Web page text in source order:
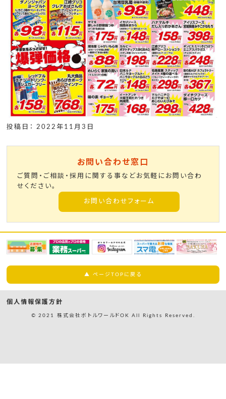
投稿日： 2022年11月3日
お問い合わせ窓口
ご質問・ご相談・採用に関する事などお気軽にお問い合わ
せください。
お問い合わせフォーム
▲ ページTOPに戻る
個人情報保護方針
© 2021 株式会社ボトルワールドOK All Rights Reserved.